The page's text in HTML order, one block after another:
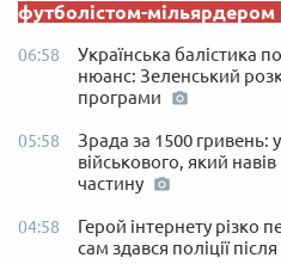
футболістом-мільярдером
06:58
Українська балістика
нюанс: Зеленський
програми
05:58
Зрада за 1500 гривень:
військового, який
частину
04:58
Герой інтернету різко
сам здався поліції